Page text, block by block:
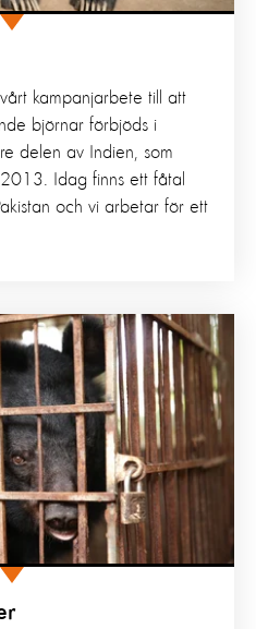
kampanjarbete till att
björnar förbjöds i
delen av Indien, som
Idag finns ett fåtal
och vi arbetar för ett